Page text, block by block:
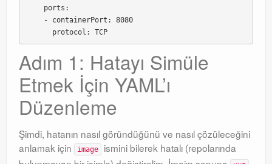
      protocol: TCP
Adım 1: Hatayı Simüle
Etmek İçin YAML’ı
Düzenleme
Şimdi, hatanın nasıl göründüğünü ve nasıl çözüleceğini
anlamak için
image
ismini bilerek hatalı (repolarında